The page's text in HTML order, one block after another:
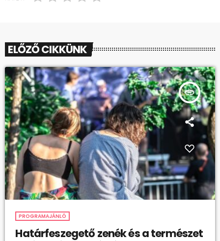
ELŐZŐ CIKKÜNK
insert_link
PROGRAMAJÁNLÓ
Határfeszegető zenék és a természet